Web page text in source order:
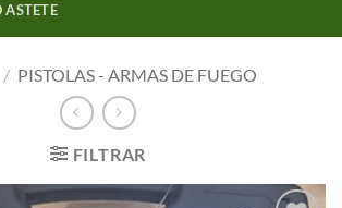
ASTETE
/ PISTOLAS - ARMAS DE FUEGO
FILTRAR